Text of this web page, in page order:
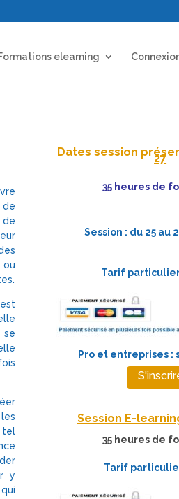
elearning
de
ou
se
tel
y
Dates session 27
35 heures de
Session : du 25 au
Tarif particulier
Pro et entreprises :
Session E-
35 heures de
Tarif